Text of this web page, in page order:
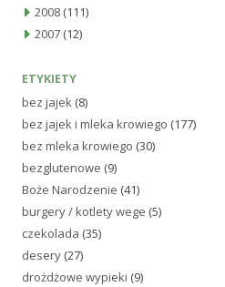
2008 (111)
2007 (12)
ETYKIETY
bez jajek (8)
bez jajek i mleka krowiego (177)
bez mleka krowiego (30)
bezglutenowe (9)
Boże Narodzenie (41)
burgery / kotlety wege (5)
czekolada (35)
desery (27)
drożdżowe wypieki (9)